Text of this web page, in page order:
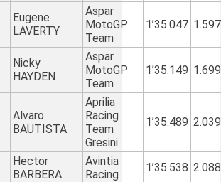
Eugene
LAVERTY
Aspar
MotoGP
Team
1’35.047 1.597
Nicky
HAYDEN
Aspar
MotoGP
Team
1’35.149 1.699
Alvaro
BAUTISTA
Aprilia
Racing
Team
Gresini
1’35.489 2.039
Hector
BARBERA
Avintia
Racing
1’35.538 2.088